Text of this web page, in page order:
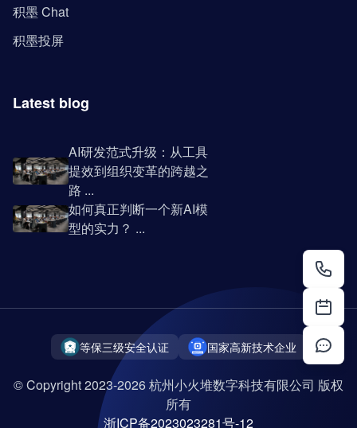
积墨 Chat
积墨投屏
Latest blog
AI研发范式升级：从工具
提效到组织变革的跨越之
路 ...
如何真正判断一个新AI模
型的实力？ ...
等保三级安全认证 国家高新技术企业
© Copyright 2023-2026 杭州小火堆数字科技有限公司 版权
所有
浙ICP备2023023281号-12